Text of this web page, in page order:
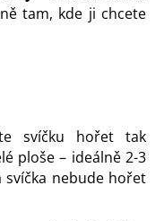
tam, kde ji chcete
svíčku hořet tak
ploše – ideálně 2-3
svíčka nebude hořet